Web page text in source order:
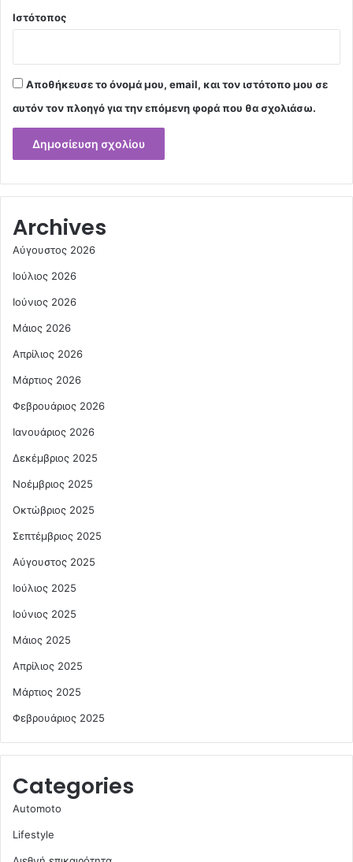
Ιστότοπος
Αποθήκευσε το όνομά μου, email, και τον ιστότοπο μου σε
αυτόν τον πλοηγό για την επόμενη φορά που θα σχολιάσω.
Archives
Αύγουστος 2026
Ιούλιος 2026
Ιούνιος 2026
Μάιος 2026
Απρίλιος 2026
Μάρτιος 2026
Φεβρουάριος 2026
Ιανουάριος 2026
Δεκέμβριος 2025
Νοέμβριος 2025
Οκτώβριος 2025
Σεπτέμβριος 2025
Αύγουστος 2025
Ιούλιος 2025
Ιούνιος 2025
Μάιος 2025
Απρίλιος 2025
Μάρτιος 2025
Φεβρουάριος 2025
Categories
Automoto
Lifestyle